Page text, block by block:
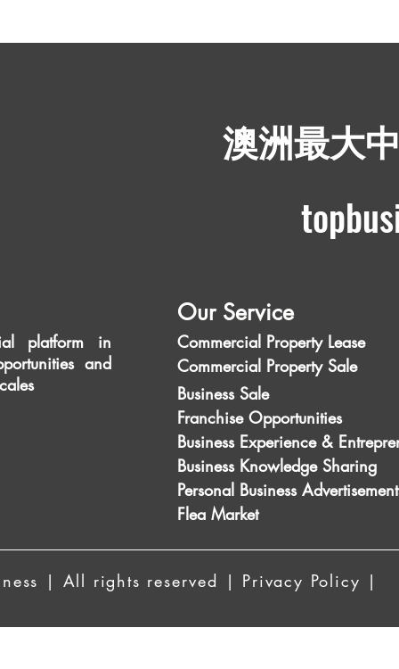
澳洲最大
platform in
and
Our Service
Commercial Property Lease
Commercial Property Sale
Business Sale
Franchise Opportunities
Business Experience &
Business Knowledge Sharing
Personal Business
Flea Market
| All rights reserved | Privacy Policy |